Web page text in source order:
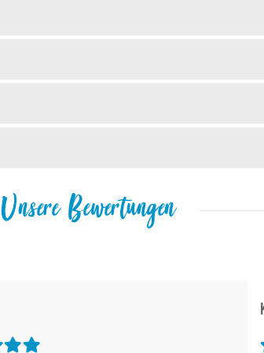
Unsere Bewertungen